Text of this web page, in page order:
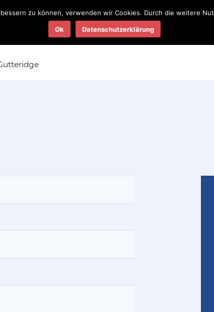
Termine
2025
Ergebnisse
2025
zu können, verwenden wir Cookies. Durch die weitere
Ok Datenschutzerklärung